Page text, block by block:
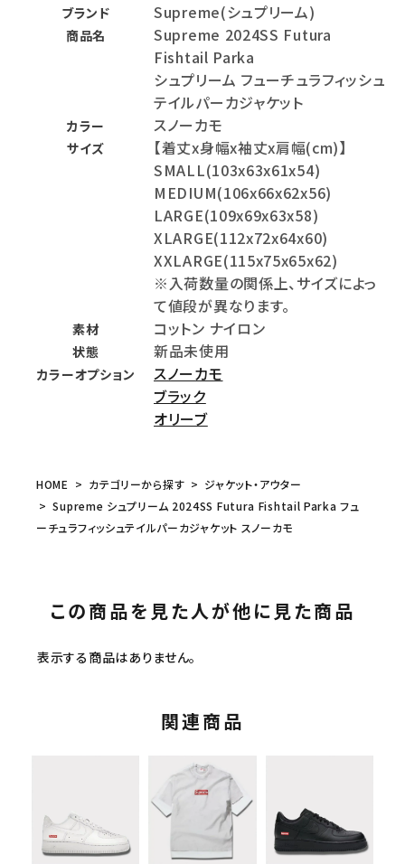
ブランド Supreme(シュプリーム)
商品名
Supreme 2024SS Futura
Fishtail Parka
シュプリーム フューチュラフィッシュ
テイルパーカジャケット
カラー スノーカモ
サイズ
【着丈x身幅x袖丈x肩幅(cm)】
SMALL(103x63x61x54)
MEDIUM(106x66x62x56)
LARGE(109x69x63x58)
XLARGE(112x72x64x60)
XXLARGE(115x75x65x62)
※入荷数量の関係上、サイズによっ
て値段が異なります。
素材 コットン ナイロン
状態 新品未使用
カラーオプション
スノーカモ
ブラック
オリーブ
HOME カテゴリーから探す
ジャケット・アウター
Supreme シュプリーム 2024SS Futura Fishtail Parka フュ
ーチュラフィッシュテイルパーカジャケット スノーカモ
この商品を見た人が他に見た商品
表示する商品はありません。
関連商品